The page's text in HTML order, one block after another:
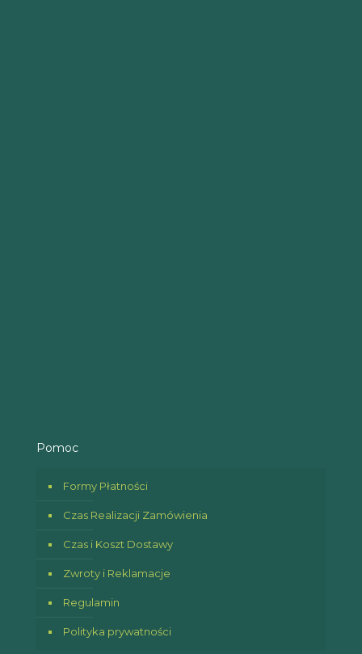
Pomoc
Formy Płatności
Czas Realizacji Zamówienia
Czas i Koszt Dostawy
Zwroty i Reklamacje
Regulamin
Polityka prywatności